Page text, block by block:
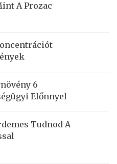
A Prozac
6
Előnnyel
Tudnod A